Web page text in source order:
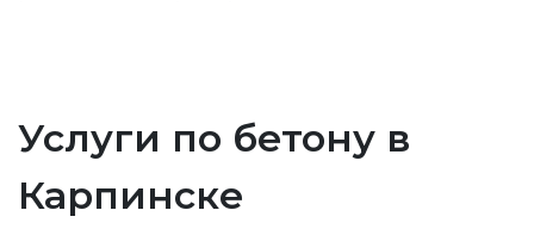
Услуги по бетону в
Карпинске